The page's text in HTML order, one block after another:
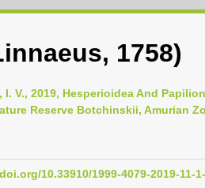
1758)
I. V., 2019, Hesperioidea And
Reserve Botchinskii, Amurian
10.33910/1999-4079-2019-11-